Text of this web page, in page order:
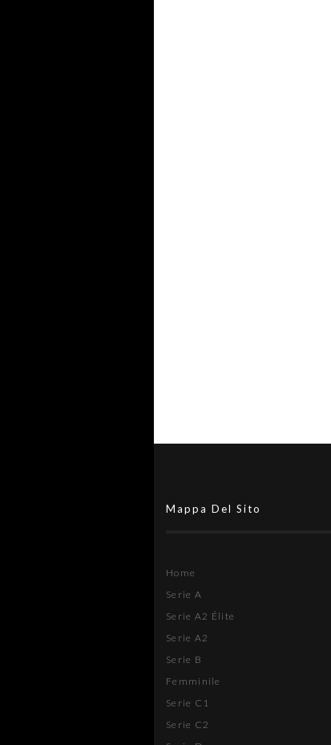
Mappa Del Sito
Home
Serie A
Serie A2 Élite
Serie A2
Serie B
Femminile
Serie C1
Serie C2